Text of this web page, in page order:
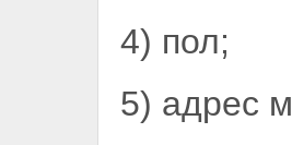
4) пол;
5) адрес